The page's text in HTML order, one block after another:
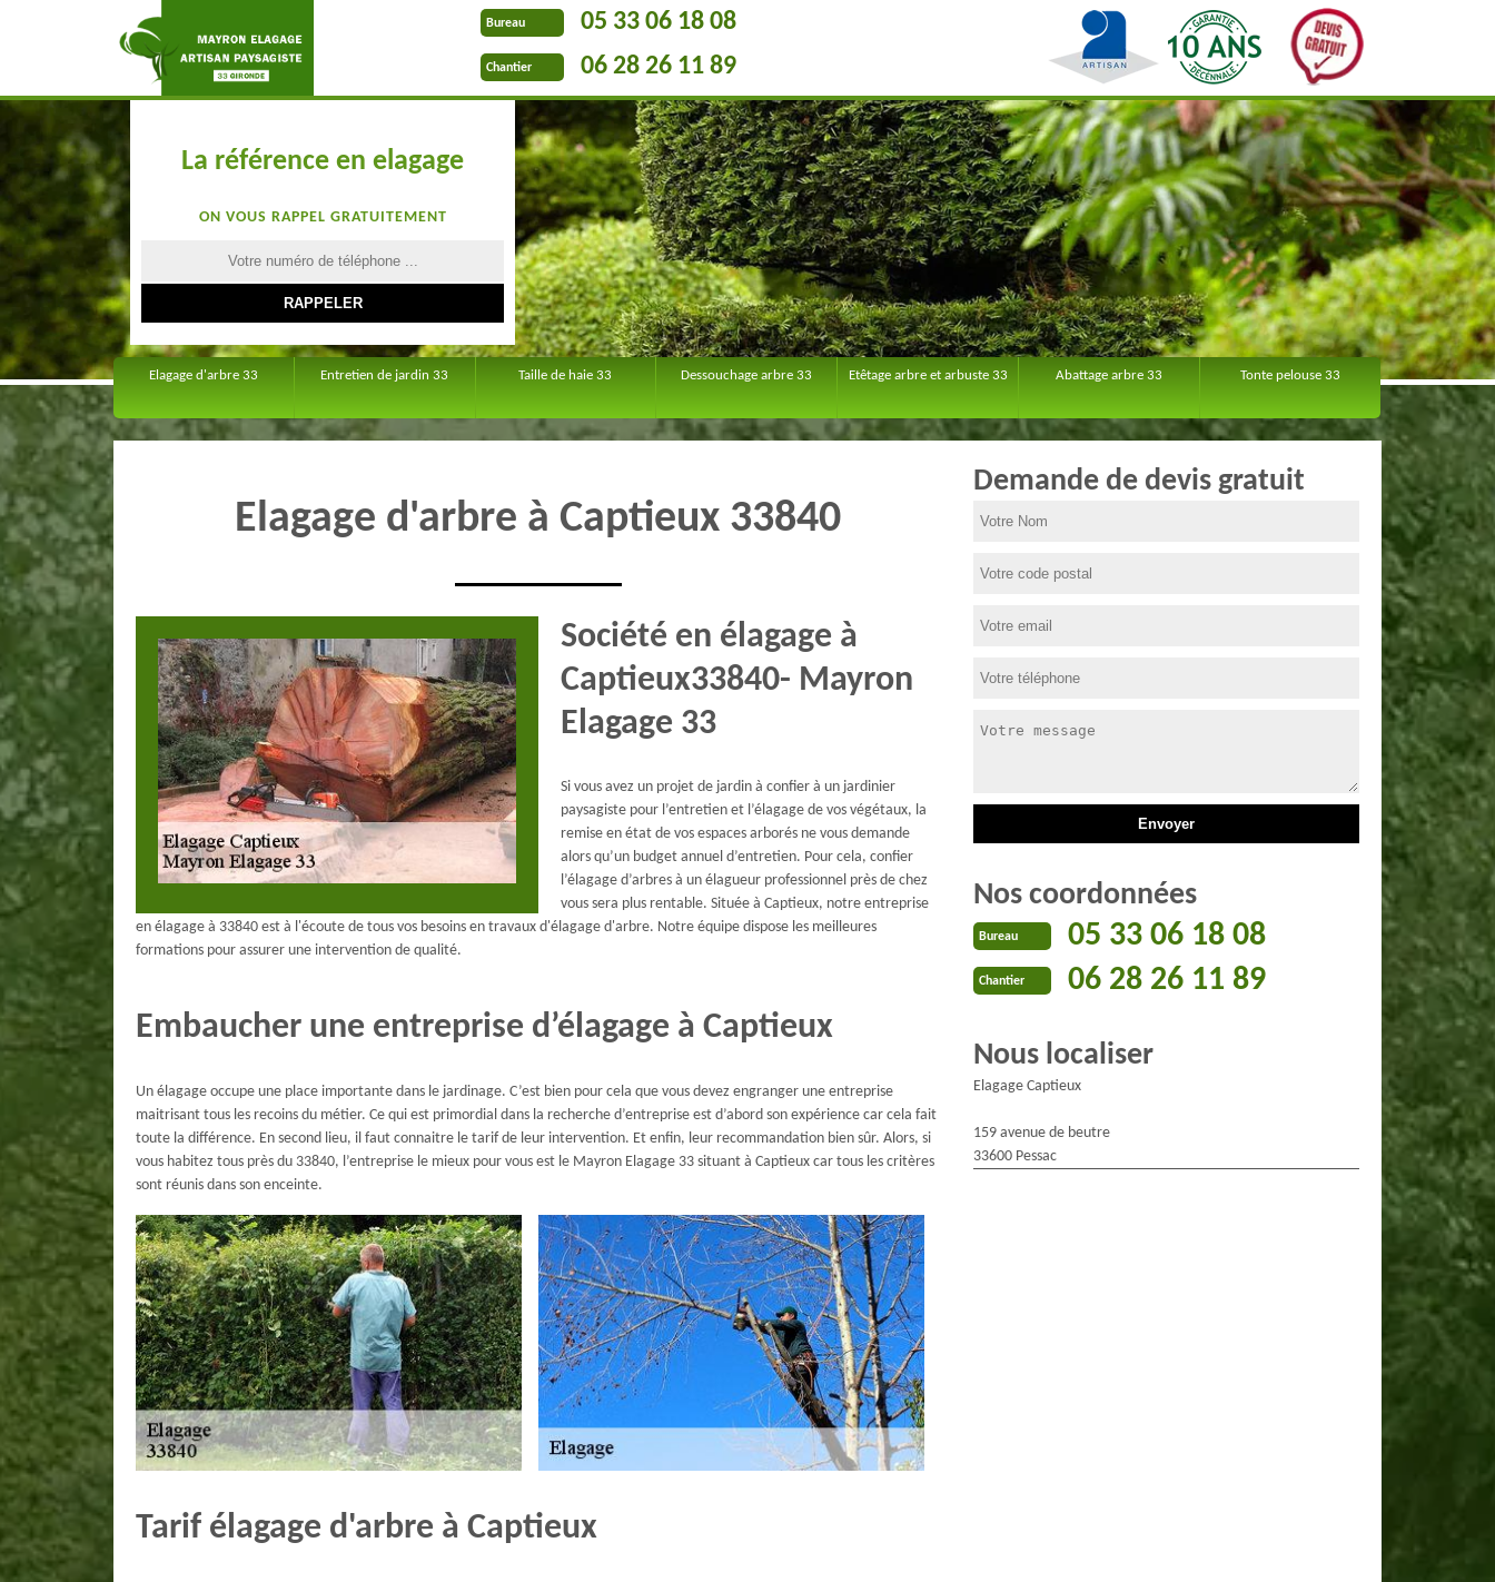
Bureau 05 33 06 18 08
Chantier 06 28 26 11 89
La référence en elagage
ON VOUS RAPPEL GRATUITEMENT
Elagage d'arbre 33 Entretien de jardin 33 Taille de haie 33 Dessouchage arbre 33 Etêtage arbre et arbuste 33 Abattage arbre 33 Tonte pelouse 33
Elagage d'arbre à Captieux 33840
Société en élagage à
Captieux33840- Mayron
Elagage 33
Si vous avez un projet de jardin à confier à un jardinier
paysagiste pour l’entretien et l’élagage de vos végétaux, la
remise en état de vos espaces arborés ne vous demande
alors qu’un budget annuel d’entretien. Pour cela, confier
l’élagage d’arbres à un élagueur professionnel près de chez
vous sera plus rentable. Située à Captieux, notre entreprise
en élagage à 33840 est à l'écoute de tous vos besoins en travaux d'élagage d'arbre. Notre équipe dispose les meilleures
formations pour assurer une intervention de qualité.
Embaucher une entreprise d’élagage à Captieux
Un élagage occupe une place importante dans le jardinage. C’est bien pour cela que vous devez engranger une entreprise
maitrisant tous les recoins du métier. Ce qui est primordial dans la recherche d’entreprise est d’abord son expérience car cela fait
toute la différence. En second lieu, il faut connaitre le tarif de leur intervention. Et enfin, leur recommandation bien sûr. Alors, si
vous habitez tous près du 33840, l’entreprise le mieux pour vous est le Mayron Elagage 33 situant à Captieux car tous les critères
sont réunis dans son enceinte.
Tarif élagage d'arbre à Captieux
Demande de devis gratuit
Nos coordonnées
Bureau 05 33 06 18 08
Chantier 06 28 26 11 89
Nous localiser
Elagage Captieux
159 avenue de beutre
33600 Pessac